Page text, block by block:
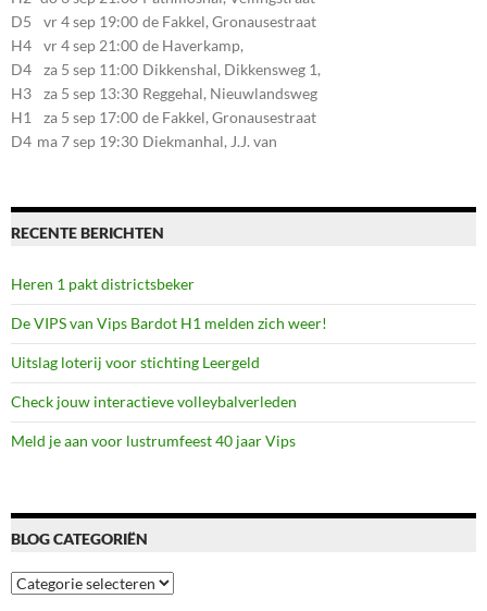
20, 7545LZ Enschede
D5 vr 4 sep 19:00 de Fakkel, Gronausestraat
107, 7581CE Losser
H4 vr 4 sep 21:00 de Haverkamp,
Stationsstraat 30, 7475AM
Markelo
D4 za 5 sep 11:00 Dikkenshal, Dikkensweg 1,
7641CC Wierden
H3 za 5 sep 13:30 Reggehal, Nieuwlandsweg
1, 7461VP Rijssen
H1 za 5 sep 17:00 de Fakkel, Gronausestraat
107, 7581CE Losser
D4 ma 7 sep 19:30 Diekmanhal, J.J. van
RECENTE BERICHTEN
Heren 1 pakt districtsbeker
De VIPS van Vips Bardot H1 melden zich weer!
Uitslag loterij voor stichting Leergeld
Check jouw interactieve volleybalverleden
Meld je aan voor lustrumfeest 40 jaar Vips
BLOG CATEGORIËN
Blog
categoriën